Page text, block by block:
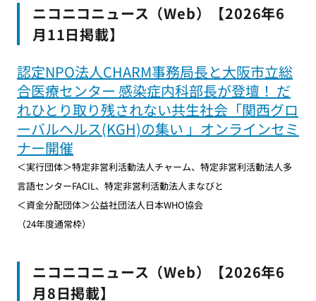
ニコニコニュース（Web）【2026年6
月11日掲載】
認定NPO法人CHARM事務局長と大阪市立総
合医療センター 感染症内科部長が登壇！ だ
れひとり取り残されない共生社会「関西グロ
ーバルヘルス(KGH)の集い 」オンラインセミ
ナー開催
＜実行団体＞特定非営利活動法人チャーム、特定非営利活動法人多
言語センターFACIL、特定非営利活動法人まなびと
＜資金分配団体＞公益社団法人日本WHO協会
（24年度通常枠）
ニコニコニュース（Web）【2026年6
月8日掲載】